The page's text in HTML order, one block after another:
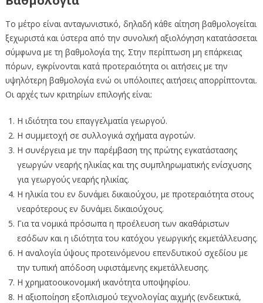
Το μέτρο είναι ανταγωνιστικό, δηλαδή κάθε αίτηση βαθμολογείται
ξεχωριστά και ύστερα από την συνολική αξιολόγηση κατατάσσεται
σύμφωνα με τη βαθμολογία της. Στην περίπτωση μη επάρκειας
πόρων, εγκρίνονται κατά προτεραιότητα οι αιτήσεις με την
υψηλότερη βαθμολογία ενώ οι υπόλοιπες αιτήσεις απορρίπτονται.
Οι αρχές των κριτηρίων επιλογής είναι:
Η ιδιότητα του επαγγελματία γεωργού.
Η συμμετοχή σε συλλογικά σχήματα αγροτών.
Η συνέργεια με την παρέμβαση της πρώτης εγκατάστασης
γεωργών νεαρής ηλικίας και της συμπληρωματικής ενίσχυσης
για γεωργούς νεαρής ηλικίας.
Η ηλικία του εν δυνάμει δικαιούχου, με προτεραιότητα στους
νεαρότερους εν δυνάμει δικαιούχους.
Για τα νομικά πρόσωπα η προέλευση των ακαθάριστων
εσόδων και η ιδιότητα του κατόχου γεωργικής εκμετάλλευσης.
Η αναλογία ύψους προτεινόμενου επενδυτικού σχεδίου με
την τυπική απόδοση υφιστάμενης εκμετάλλευσης.
Η χρηματοοικονομική ικανότητα υποψηφίου.
Η αξιοποίηση εξοπλισμού τεχνολογίας αιχμής (ενδεικτικά,